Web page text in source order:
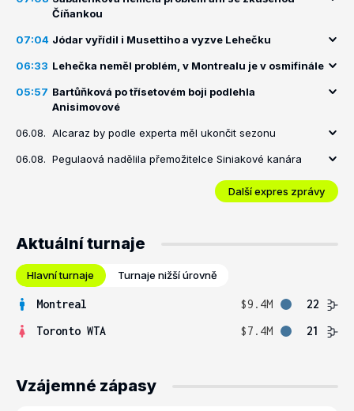
Číňankou
07:04 Jódar vyřídil i Musettiho a vyzve Lehečku
06:33 Lehečka neměl problém, v Montrealu je v osmifinále
05:57 Bartůňková po třísetovém boji podlehla
Anisimovové
06.08. Alcaraz by podle experta měl ukončit sezonu
06.08. Pegulaová nadělila přemožitelce Siniakové kanára
Další expres zprávy
Aktuální turnaje
Hlavní turnaje Turnaje nižší úrovně
Montreal $9.4M
22
Toronto WTA
$7.4M 21
Vzájemné zápasy